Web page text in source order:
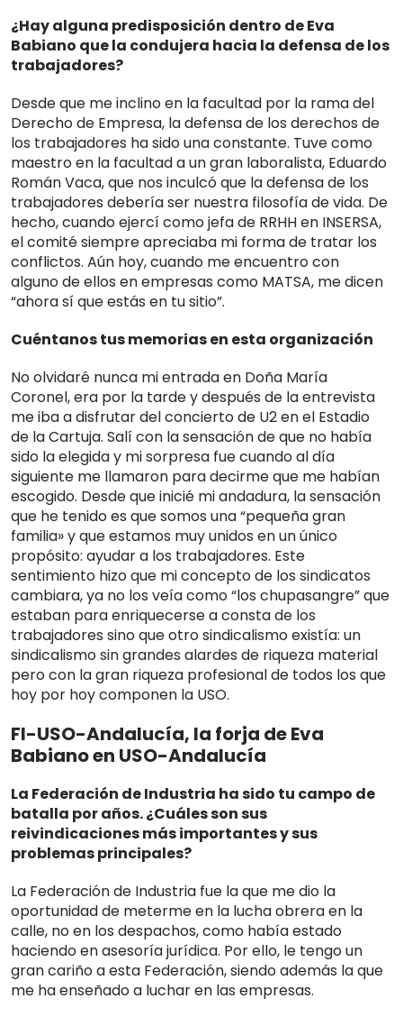
¿Hay alguna predisposición dentro de Eva
Babiano que la condujera hacia la defensa de los
trabajadores?
Desde que me inclino en la facultad por la rama del
Derecho de Empresa, la defensa de los derechos de
los trabajadores ha sido una constante. Tuve como
maestro en la facultad a un gran laboralista, Eduardo
Román Vaca, que nos inculcó que la defensa de los
trabajadores debería ser nuestra filosofía de vida. De
hecho, cuando ejercí como jefa de RRHH en INSERSA,
el comité siempre apreciaba mi forma de tratar los
conflictos. Aún hoy, cuando me encuentro con
alguno de ellos en empresas como MATSA, me dicen
“ahora sí que estás en tu sitio”.
Cuéntanos tus memorias en esta organización
No olvidaré nunca mi entrada en Doña María
Coronel, era por la tarde y después de la entrevista
me iba a disfrutar del concierto de U2 en el Estadio
de la Cartuja. Salí con la sensación de que no había
sido la elegida y mi sorpresa fue cuando al día
siguiente me llamaron para decirme que me habían
escogido. Desde que inicié mi andadura, la sensación
que he tenido es que somos una “pequeña gran
familia» y que estamos muy unidos en un único
propósito: ayudar a los trabajadores. Este
sentimiento hizo que mi concepto de los sindicatos
cambiara, ya no los veía como “los chupasangre” que
estaban para enriquecerse a consta de los
trabajadores sino que otro sindicalismo existía: un
sindicalismo sin grandes alardes de riqueza material
pero con la gran riqueza profesional de todos los que
hoy por hoy componen la USO.
FI-USO-Andalucía, la forja de Eva
Babiano en USO-Andalucía
La Federación de Industria ha sido tu campo de
batalla por años. ¿Cuáles son sus
reivindicaciones más importantes y sus
problemas principales?
La Federación de Industria fue la que me dio la
oportunidad de meterme en la lucha obrera en la
calle, no en los despachos, como había estado
haciendo en asesoría jurídica. Por ello, le tengo un
gran cariño a esta Federación, siendo además la que
me ha enseñado a luchar en las empresas.